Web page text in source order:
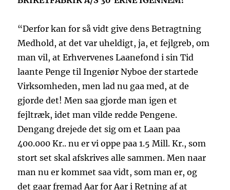
“Derfor kan for så vidt give dens Betragtning
Medhold, at det var uheldigt, ja, et fejlgreb, om
man vil, at Erhvervenes Laanefond i sin Tid
laante Penge til Ingeniør Nyboe der startede
Virksomheden, men lad nu gaa med, at de
gjorde det! Men saa gjorde man igen et
fejltræk, idet man vilde redde Pengene.
Dengang drejede det sig om et Laan paa
400.000 Kr.. nu er vi oppe paa 1.5 Mill. Kr., som
stort set skal afskrives alle sammen. Men naar
man nu er kommet saa vidt, som man er, og
det gaar fremad Aar for Aar i Retning af at